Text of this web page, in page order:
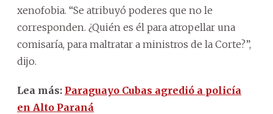
xenofobia. “Se atribuyó poderes que no le
corresponden. ¿Quién es él para atropellar una
comisaría, para maltratar a ministros de la Corte?”,
dijo.
Lea más: Paraguayo Cubas agredió a policía
en Alto Paraná